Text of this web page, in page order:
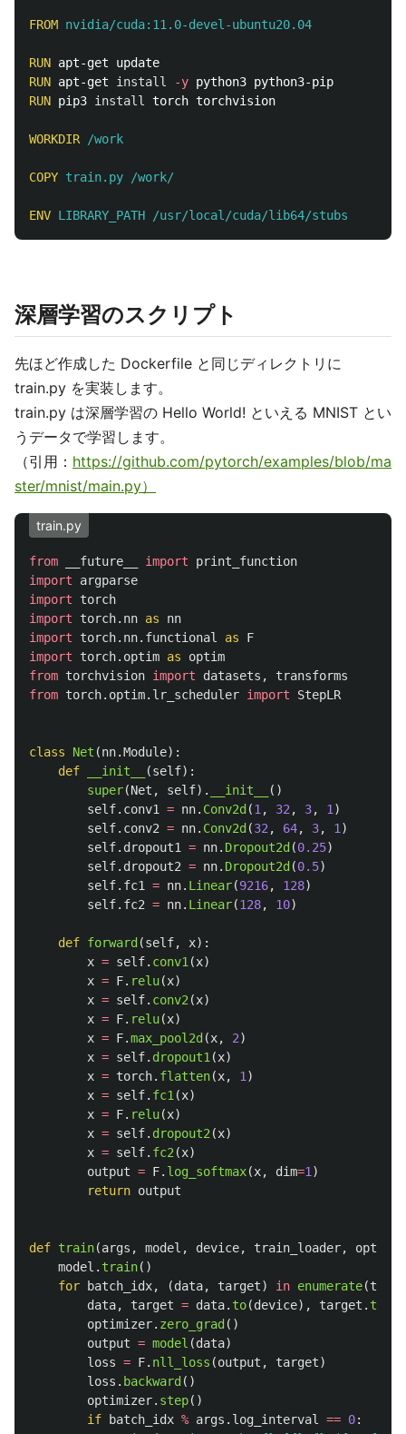
FROM nvidia/cuda:11.0-devel-ubuntu20.04
RUN
RUN apt-get install -y
RUN pip3 install torch torchvision
WORKDIR /work
COPY train.py /work/
ENV LIBRARY_PATH /usr/local/cuda/lib64/stubs
深層学習のスクリプト
先ほど作成した Dockerfile と同じディレクトリに
train.py を実装します。
train.py は深層学習の Hello World! といえる MNIST とい
うデータで学習します。
（引用： https://github.com/pytorch/examples/blob/ma
ster/mnist/main.py）
train.py
from __future__ import
print_function
import
argparse
import
torch
import
torch.nn as
nn
import
torch.nn.functional as
F
import
torch.optim as
optim
from torchvision import datasets ,
transforms
from torch.optim.lr_scheduler import StepLR
class Net (nn.Module):
def
__init__ (self):
super(Net , self). __init__
()
self. conv1 = nn. Conv2d (1 , 32 , 3, 1 )
self. conv2 = nn. Conv2d (32 , 64, 3, 1 )
self. dropout1 = nn. Dropout2d (0.25)
self. dropout2 = nn. Dropout2d (0.5)
self. fc1 = nn. Linear(9216, 128)
self. fc2 = nn. Linear(128, 10)
def forward (self, x):
x = self. conv1 (x)
x = F. relu(x)
x = self. conv2 (x)
x = F. relu(x)
x = F.max_pool2d (x, 2)
x = self. dropout1 (x)
x = torch. flatten(x, 1 )
x = self. fc1 (x)
x = F. relu(x)
x = self. dropout2 (x)
x = self. fc2 (x)
output = F. log_softmax(x, dim=1 )
return output
def train(args , model , device, train_loader,
model . train()
for
batch_idx, (data, target) in enumerate(
data, target = data. to(device), target . to
optimizer. zero_grad ()
output = model (data)
loss = F. nll_loss (output , target)
loss . backward ()
optimizer. step()
if
batch_idx % args . log_interval == 0: